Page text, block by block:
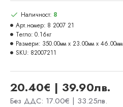
20.40€ | 39.90лв.
Без ДДС: 17.00€ | 33.25лв.
Наличност: 8
Арт.номер: 8 2007 21
Тегло: 0.16кг
Размери: 350.00мм x 23.00мм x 46.00мм
SKU: 82007211